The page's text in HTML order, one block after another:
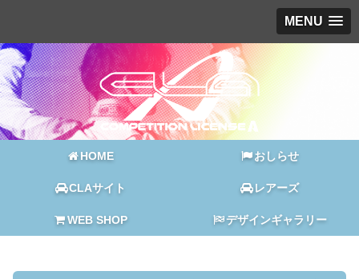
MENU
HOME おしらせ
CLAサイト レアーズ
WEB SHOP デザインギャラリー